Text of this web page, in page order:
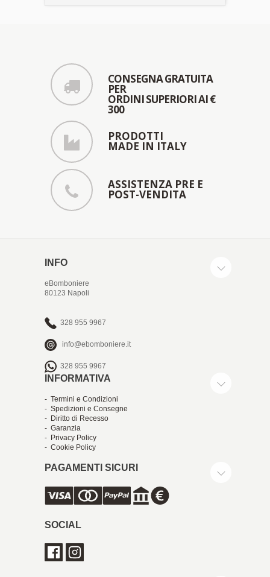
CONSEGNA GRATUITA
PER
ORDINI SUPERIORI AI €
300
PRODOTTI
MADE IN ITALY
ASSISTENZA PRE E
POST-VENDITA
INFO
eBomboniere
80123 Napoli
328 955 9967
info@ebomboniere.it
328 955 9967
INFORMATIVA
- Termini e Condizioni
- Spedizioni e Consegne
- Diritto di Recesso
- Garanzia
- Privacy Policy
- Cookie Policy
PAGAMENTI SICURI
SOCIAL